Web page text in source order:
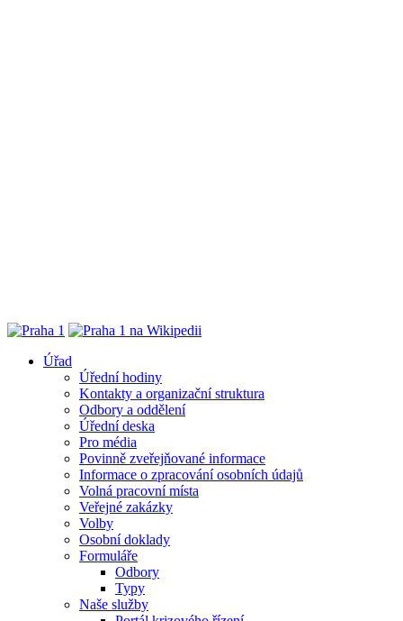
Úřad
Úřední hodiny
Kontakty a organizační struktura
Odbory a oddělení
Úřední deska
Pro média
Povinně zveřejňované informace
Informace o zpracování osobních údajů
Volná pracovní místa
Veřejné zakázky
Volby
Osobní doklady
Formuláře
Odbory
Typy
Naše služby